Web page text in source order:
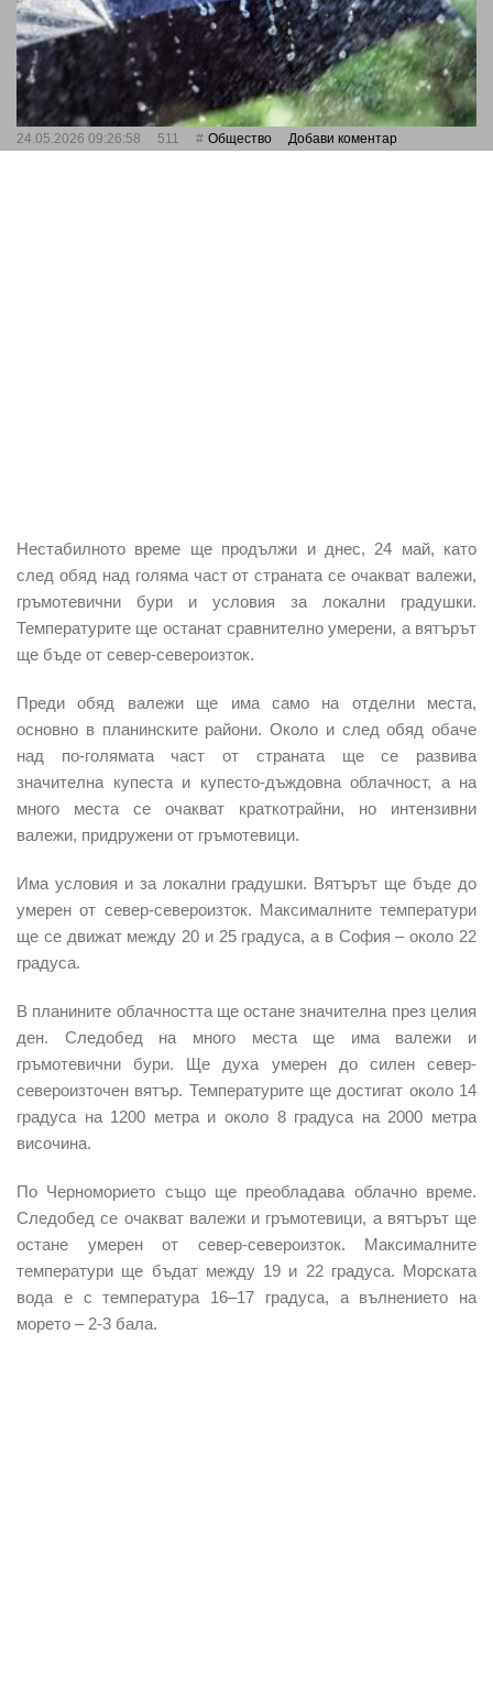
24.05.2026 09:26:58 511 Общество Добави коментар
Нестабилното време ще продължи и днес, 24 май, като
след обяд над голяма част от страната се очакват валежи,
гръмотевични бури и условия за локални градушки.
Температурите ще останат сравнително умерени, а вятърът
ще бъде от север-североизток.
Преди обяд валежи ще има само на отделни места,
основно в планинските райони. Около и след обяд обаче
над по-голямата част от страната ще се развива
значителна купеста и купесто-дъждовна облачност, а на
много места се очакват краткотрайни, но интензивни
валежи, придружени от гръмотевици.
Има условия и за локални градушки. Вятърът ще бъде до
умерен от север-североизток. Максималните температури
ще се движат между 20 и 25 градуса, а в София – около 22
градуса.
В планините облачността ще остане значителна през целия
ден. Следобед на много места ще има валежи и
гръмотевични бури. Ще духа умерен до силен север-
североизточен вятър. Температурите ще достигат около 14
градуса на 1200 метра и около 8 градуса на 2000 метра
височина.
По Черноморието също ще преобладава облачно време.
Следобед се очакват валежи и гръмотевици, а вятърът ще
остане умерен от север-североизток. Максималните
температури ще бъдат между 19 и 22 градуса. Морската
вода е с температура 16–17 градуса, а вълнението на
морето – 2-3 бала.